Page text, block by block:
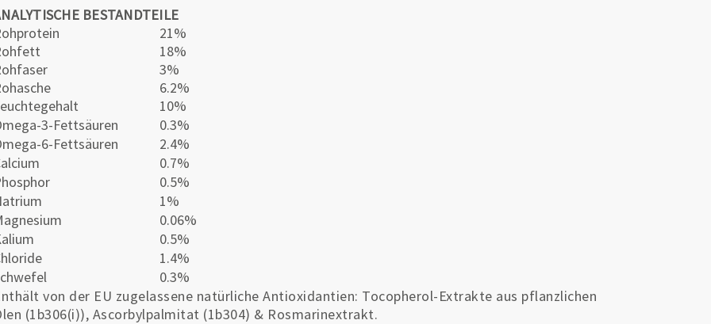
BESTANDTEILE
21%
18%
3%
6.2%
10%
3-Fettsäuren
0.3%
6-Fettsäuren
2.4%
0.7%
0.5%
1%
0.06%
0.5%
1.4%
0.3%
von der EU zugelassene natürliche Antioxidantien: Tocopherol-Extrakte aus pflanzlichen
(1b306(i)), Ascorbylpalmitat (1b304) & Rosmarinextrakt.